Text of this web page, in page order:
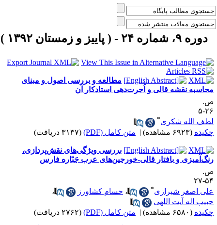
دوره ۹، شماره ۲۴ - ( پاییز و زمستان ۱۳۹۲ )
مطالعه و بررسی اصول و مبنای
نقشه قالی و اُجرت‌دهی استادکار آن
۵
الله شکری *
(۶۹۲۳ مشاهده) | متن کامل (PDF) (۳۱۳۷ دریافت)
بررسی ویژگی‌های نقش‌پردازی،
و بافتار قالی-خورجین‌های عرب جَبّاره فارس
۲۷
اصغر شیرازی
،حسام کشاورز
،
اله آیت اللهی
(۶۵۸۰ مشاهده) | متن کامل (PDF) (۲۷۶۲ دریافت)